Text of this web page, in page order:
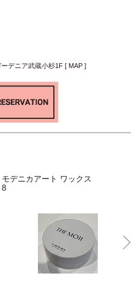
デニア武蔵小杉1F [ MAP ]
モデニカアート ワックス
8